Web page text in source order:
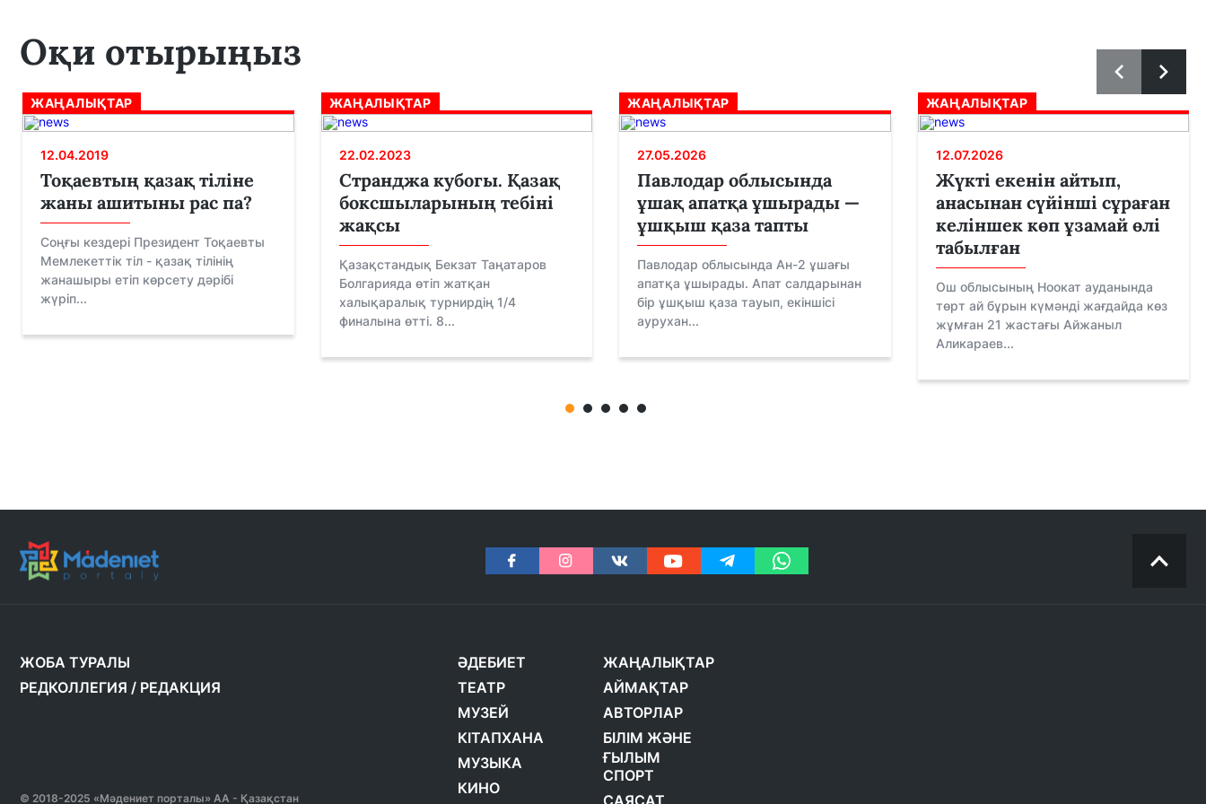
Оқи отырыңыз
ЖАҢАЛЫҚТАР
12.04.2019
Тоқаевтың қазақ тіліне
жаны ашитыны рас па?
Соңғы кездері Президент Тоқаевты
Мемлекеттік тіл - қазақ тілінің
жанашыры етіп көрсету дәрібі
жүріп...
ЖАҢАЛЫҚТАР
22.02.2023
Странджа кубогы. Қазақ
боксшыларының тебіні
жақсы
Қазақстандық Бекзат Таңатаров
Болгарияда өтіп жатқан
халықаралық турнирдің 1/4
финалына өтті. 8...
ЖАҢАЛЫҚТАР
27.05.2026
Павлодар облысында
ұшақ апатқа ұшырады —
ұшқыш қаза тапты
Павлодар облысында Ан-2 ұшағы
апатқа ұшырады. Апат салдарынан
бір ұшқыш қаза тауып, екіншісі
аурухан...
ЖАҢАЛЫҚТАР
12.07.2026
Жүкті екенін айтып,
анасынан сүйінші сұраған
келіншек көп ұзамай өлі
табылған
Ош облысының Ноокат ауданында
төрт ай бұрын күмәнді жағдайда көз
жұмған 21 жастағы Айжаныл
Аликараев...
ЖОБА ТУРАЛЫ
РЕДКОЛЛЕГИЯ / РЕДАКЦИЯ
© 2018-2025 «Мәдениет порталы» АА - Қазақстан
ӘДЕБИЕТ
ТЕАТР
МУЗЕЙ
КІТАПХАНА
МУЗЫКА
КИНО
ЖАҢАЛЫҚТАР
АЙМАҚТАР
АВТОРЛАР
БІЛІМ ЖӘНЕ
ҒЫЛЫМ
СПОРТ
САЯСАТ